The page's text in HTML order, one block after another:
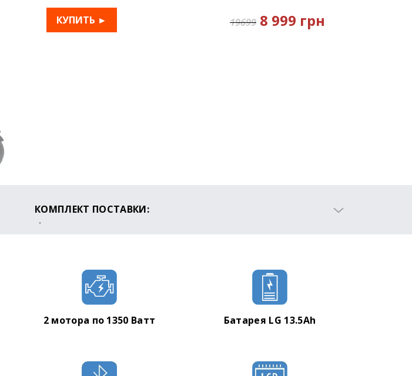
КУПИТЬ ► 19699 8 999 грн
КОМПЛЕКТ ПОСТАВКИ:
Зарядное устройство
Инструкция
Гарантийный талон
2 мотора по 1350 Ватт Батарея LG 13.5Ah